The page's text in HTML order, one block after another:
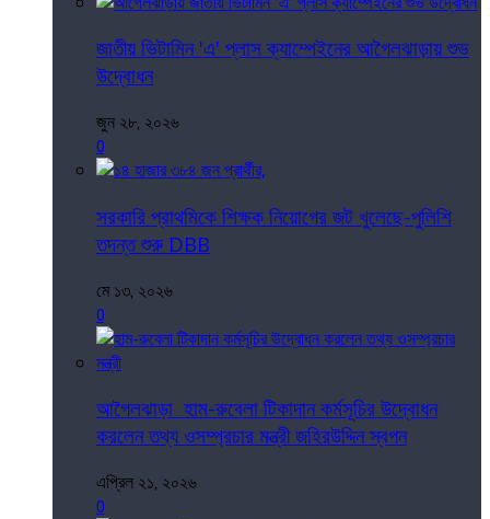
জাতীয় ভিটামিন 'এ' প্লাস ক্যাম্পেইনের আগৈলঝাড়ায় শুভ
উদ্বোধন
জুন ২৮, ২০২৬
0
সরকারি প্রাথমিকে শিক্ষক নিয়োগের জট খুলেছে-পুলিশি
তদন্ত শুরু DBB
মে ১৩, ২০২৬
0
আগৈলঝাড়া হাম-রুবেলা টিকাদান কর্মসূচির উদ্বোধন
করলেন তথ্য ওসম্প্রচার মন্ত্রী জহিরউদ্দিন স্বপন
এপ্রিল ২১, ২০২৬
0